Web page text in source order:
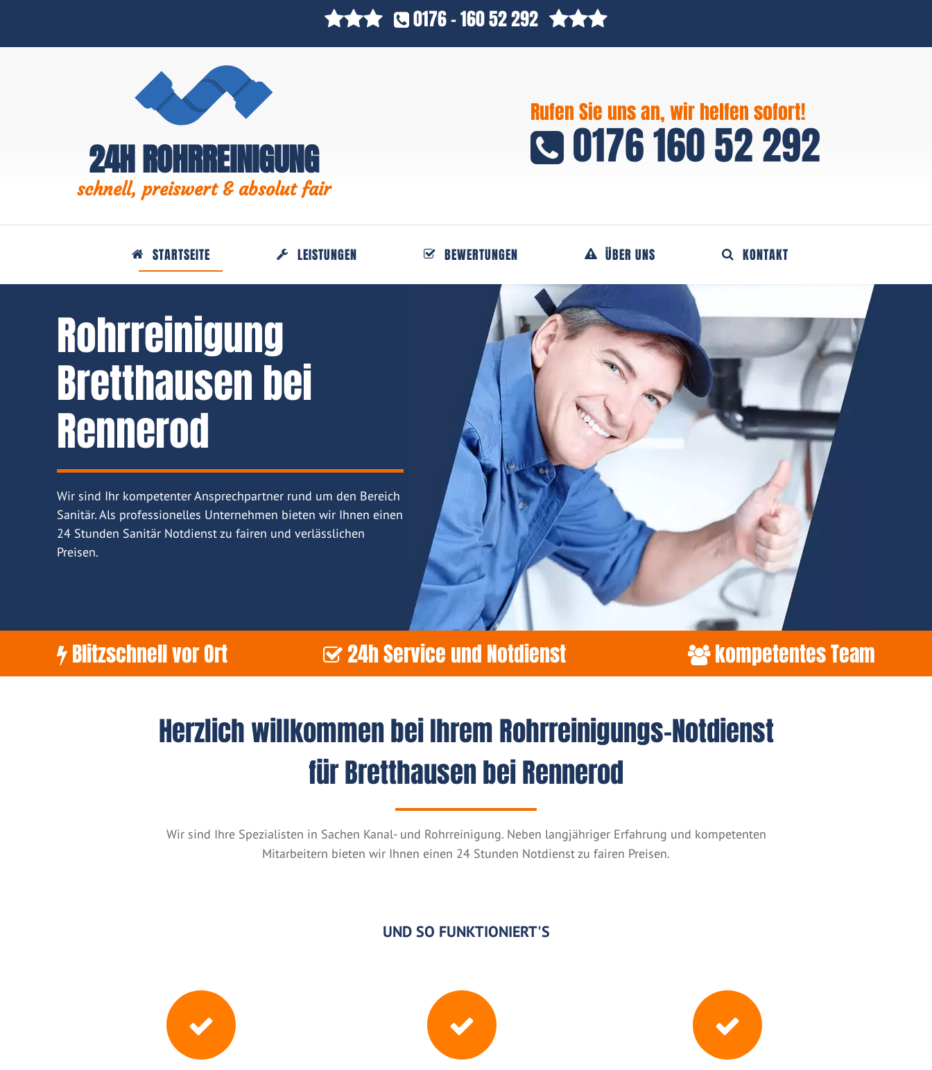
0176 - 160 52 292
Rufen Sie uns an, wir helfen sofort!
0176 160 52 292
24H ROHRREINIGUNG
schnell, preiswert & absolut fair
STARTSEITE LEISTUNGEN BEWERTUNGEN ÜBER UNS KONTAKT
Rohrreinigung
Bretthausen bei
Rennerod
Wir sind Ihr kompetenter Ansprechpartner rund um den Bereich
Sanitär. Als professionelles Unternehmen bieten wir Ihnen einen
24 Stunden Sanitär Notdienst zu fairen und verlässlichen
Preisen.
Blitzschnell vor Ort 24h Service und Notdienst kompetentes Team
Herzlich willkommen bei Ihrem Rohrreinigungs-Notdienst
für Bretthausen bei Rennerod
Wir sind Ihre Spezialisten in Sachen Kanal- und Rohrreinigung. Neben langjähriger Erfahrung und kompetenten
Mitarbeitern bieten wir Ihnen einen 24 Stunden Notdienst zu fairen Preisen.
UND SO FUNKTIONIERT'S